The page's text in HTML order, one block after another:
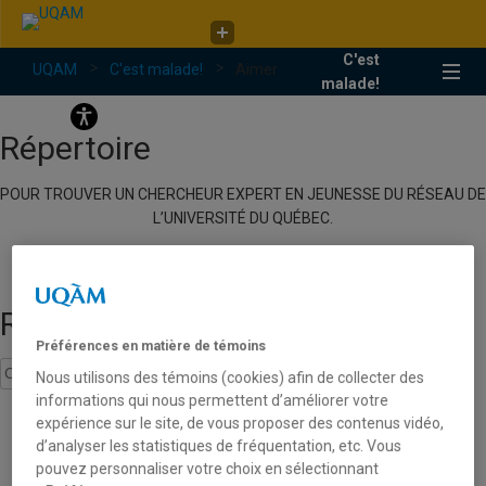
C'est malade!
UQAM C'est malade! Aimer
C'est
malade!
Répertoire
POUR TROUVER UN CHERCHEUR EXPERT EN JEUNESSE DU RÉSEAU DE
L’UNIVERSITÉ DU QUÉBEC.
Recherche
Aimer
Préférences en matière de témoins
Nous utilisons des témoins (cookies) afin de collecter des
informations qui nous permettent d’améliorer votre
expérience sur le site, de vous proposer des contenus vidéo,
d’analyser les statistiques de fréquentation, etc. Vous
pouvez personnaliser votre choix en sélectionnant